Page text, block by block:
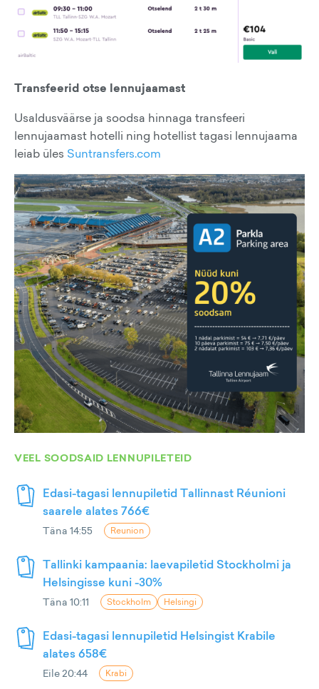
Transfeerid otse lennujaamast
Usaldusväärse ja soodsa hinnaga transfeeri
lennujaamast hotelli ning hotellist tagasi lennujaama
leiab üles Suntransfers.com
VEEL SOODSAID LENNUPILETEID
Edasi-tagasi lennupiletid Tallinnast Réunioni
saarele alates 766€
Täna 14:55 Reunion
Tallinki kampaania: laevapiletid Stockholmi ja
Helsingisse kuni -30%
Täna 10:11 Stockholm Helsingi
Edasi-tagasi lennupiletid Helsingist Krabile
alates 658€
Eile 20:44 Krabi